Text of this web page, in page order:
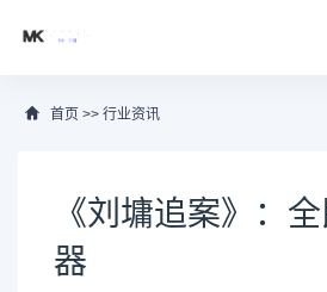
首页 >> 行业资讯
《刘墉追案》：
器